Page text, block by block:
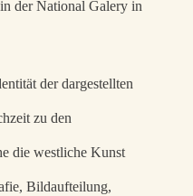
der National Galery in
der dargestellten
zu den
die westliche Kunst
Bildaufteilung,